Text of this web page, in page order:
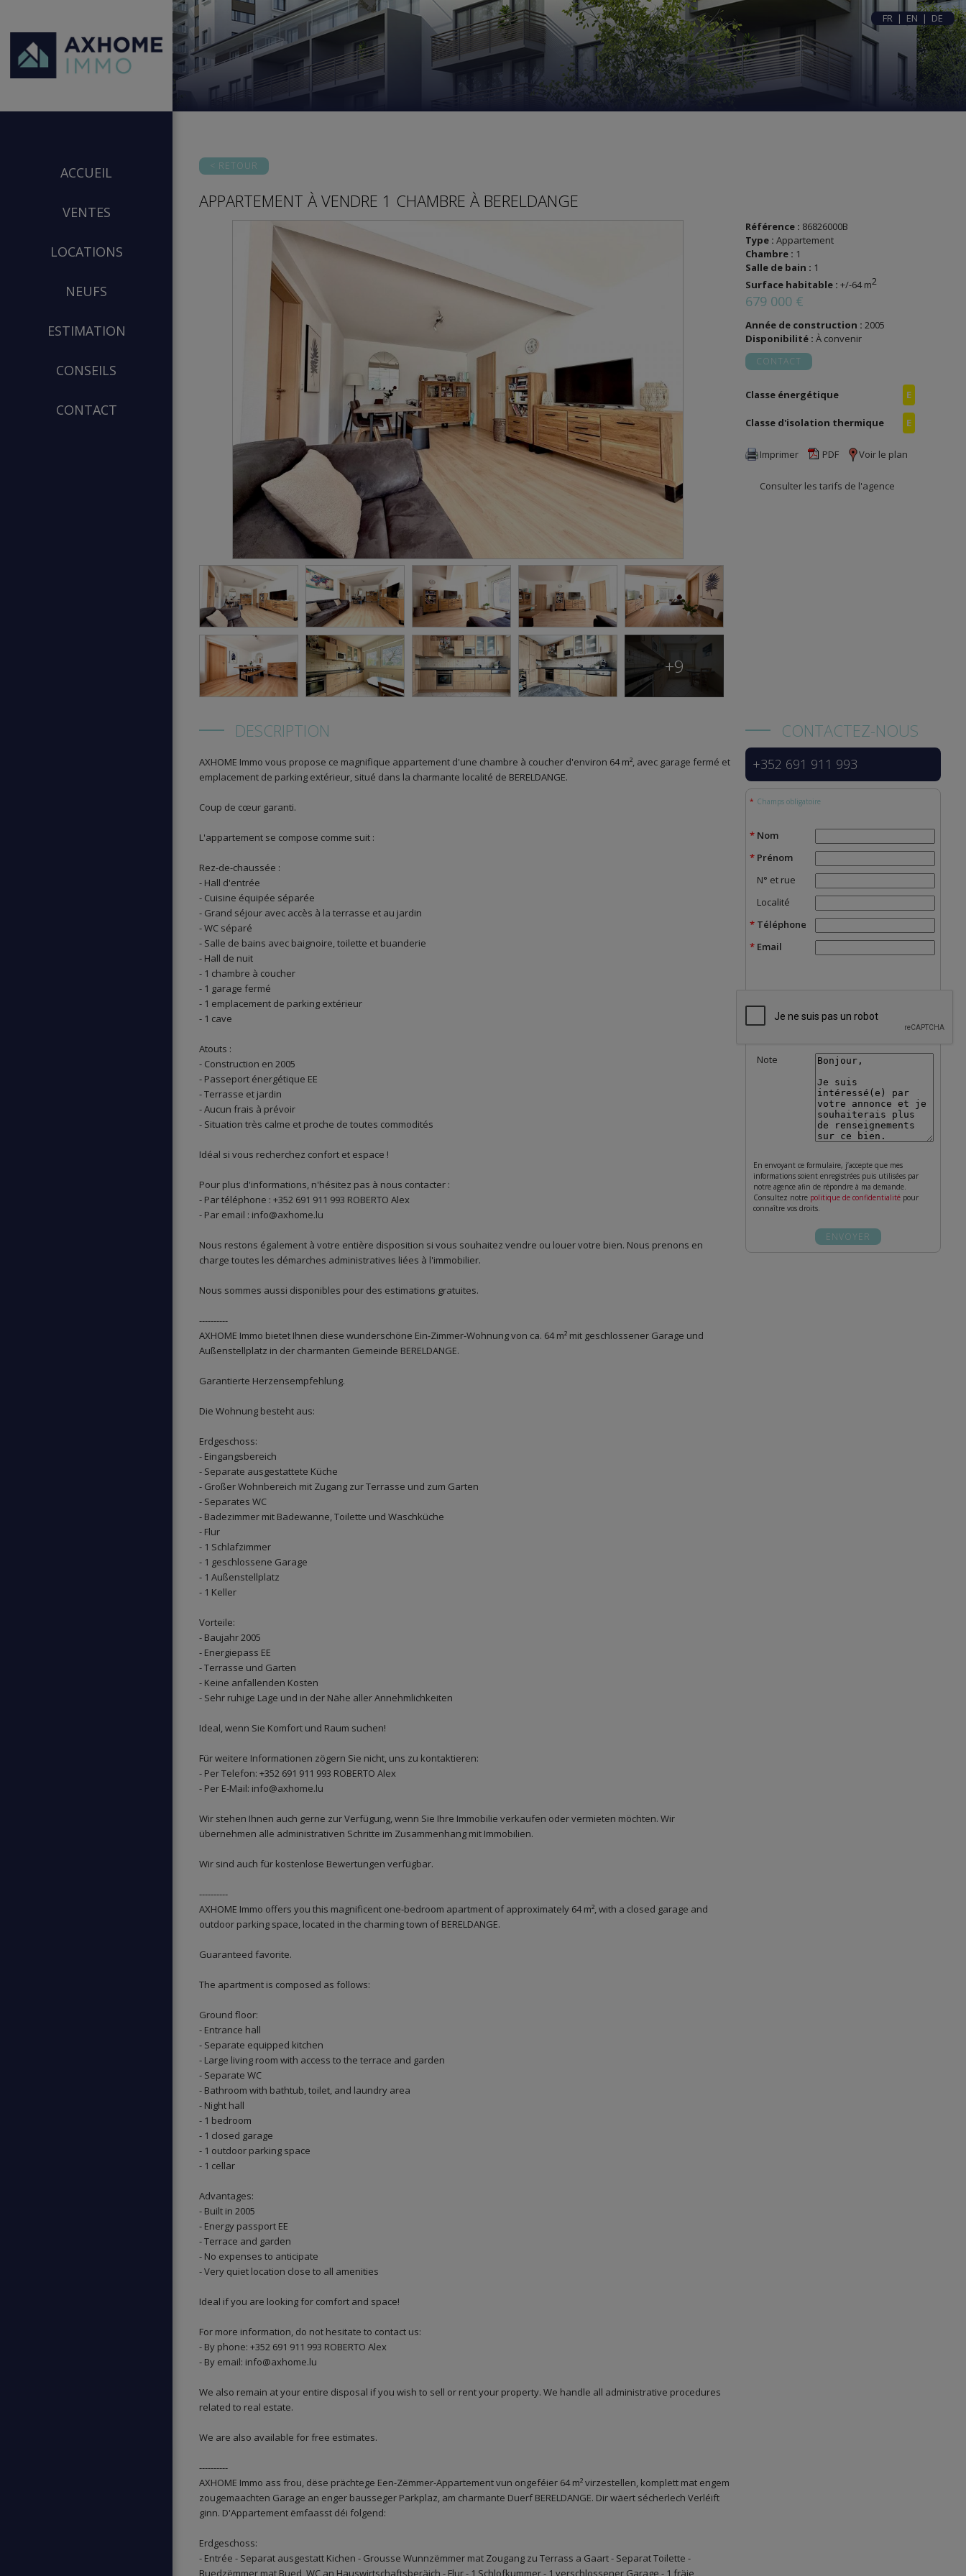
ACCUEIL
VENTES
LOCATIONS
NEUFS
ESTIMATION
CONSEILS
CONTACT
FR | EN | DE
< RETOUR
APPARTEMENT À VENDRE 1 CHAMBRE À BERELDANGE
+9
Référence : 86826000B
Type : Appartement
Chambre : 1
Salle de bain : 1
Surface habitable : +/-64 m2
679 000 €
Année de construction : 2005
Disponibilité : À convenir
CONTACT
Classe énergétique E
Classe d'isolation thermique E
Imprimer PDF Voir le plan
Consulter les tarifs de l'agence
DESCRIPTION
AXHOME Immo vous propose ce magnifique appartement d'une chambre à coucher d'environ 64 m², avec garage fermé et
emplacement de parking extérieur, situé dans la charmante localité de BERELDANGE.
Coup de cœur garanti.
L'appartement se compose comme suit :
Rez-de-chaussée :
- Hall d'entrée
- Cuisine équipée séparée
- Grand séjour avec accès à la terrasse et au jardin
- WC séparé
- Salle de bains avec baignoire, toilette et buanderie
- Hall de nuit
- 1 chambre à coucher
- 1 garage fermé
- 1 emplacement de parking extérieur
- 1 cave
Atouts :
- Construction en 2005
- Passeport énergétique EE
- Terrasse et jardin
- Aucun frais à prévoir
- Situation très calme et proche de toutes commodités
Idéal si vous recherchez confort et espace !
Pour plus d'informations, n'hésitez pas à nous contacter :
- Par téléphone : +352 691 911 993 ROBERTO Alex
- Par email : info@axhome.lu
Nous restons également à votre entière disposition si vous souhaitez vendre ou louer votre bien. Nous prenons en
charge toutes les démarches administratives liées à l'immobilier.
Nous sommes aussi disponibles pour des estimations gratuites.
----------
AXHOME Immo bietet Ihnen diese wunderschöne Ein-Zimmer-Wohnung von ca. 64 m² mit geschlossener Garage und
Außenstellplatz in der charmanten Gemeinde BERELDANGE.
Garantierte Herzensempfehlung.
Die Wohnung besteht aus:
Erdgeschoss:
- Eingangsbereich
- Separate ausgestattete Küche
- Großer Wohnbereich mit Zugang zur Terrasse und zum Garten
- Separates WC
- Badezimmer mit Badewanne, Toilette und Waschküche
- Flur
- 1 Schlafzimmer
- 1 geschlossene Garage
- 1 Außenstellplatz
- 1 Keller
Vorteile:
- Baujahr 2005
- Energiepass EE
- Terrasse und Garten
- Keine anfallenden Kosten
- Sehr ruhige Lage und in der Nähe aller Annehmlichkeiten
Ideal, wenn Sie Komfort und Raum suchen!
Für weitere Informationen zögern Sie nicht, uns zu kontaktieren:
- Per Telefon: +352 691 911 993 ROBERTO Alex
- Per E-Mail: info@axhome.lu
Wir stehen Ihnen auch gerne zur Verfügung, wenn Sie Ihre Immobilie verkaufen oder vermieten möchten. Wir
übernehmen alle administrativen Schritte im Zusammenhang mit Immobilien.
Wir sind auch für kostenlose Bewertungen verfügbar.
----------
AXHOME Immo offers you this magnificent one-bedroom apartment of approximately 64 m², with a closed garage and
outdoor parking space, located in the charming town of BERELDANGE.
Guaranteed favorite.
The apartment is composed as follows:
Ground floor:
- Entrance hall
- Separate equipped kitchen
- Large living room with access to the terrace and garden
- Separate WC
- Bathroom with bathtub, toilet, and laundry area
- Night hall
- 1 bedroom
- 1 closed garage
- 1 outdoor parking space
- 1 cellar
Advantages:
- Built in 2005
- Energy passport EE
- Terrace and garden
- No expenses to anticipate
- Very quiet location close to all amenities
Ideal if you are looking for comfort and space!
For more information, do not hesitate to contact us:
- By phone: +352 691 911 993 ROBERTO Alex
- By email: info@axhome.lu
We also remain at your entire disposal if you wish to sell or rent your property. We handle all administrative procedures
related to real estate.
We are also available for free estimates.
----------
AXHOME Immo ass frou, dëse prächtege Een-Zëmmer-Appartement vun ongeféier 64 m² virzestellen, komplett mat engem
zougemaachten Garage an enger bausseger Parkplaz, am charmante Duerf BERELDANGE. Dir wäert sécherlech Verléift
ginn. D'Appartement ëmfaasst déi folgend:
Erdgeschoss:
- Entrée - Separat ausgestatt Kichen - Grousse Wunnzëmmer mat Zougang zu Terrass a Gaart - Separat Toilette -
Buedzëmmer mat Bued, WC an Hauswirtschaftsberäich - Flur - 1 Schlofkummer - 1 verschlossener Garage - 1 fräie
CONTACTEZ-NOUS
+352 691 911 993
Champs obligatoire
Nom
Prénom
N° et rue
Localité
Téléphone
Email
Note
En envoyant ce formulaire, j’accepte que mes
informations soient enregistrées puis utilisées par
notre agence afin de répondre à ma demande.
Consultez notre politique de confidentialité pour
connaître vos droits.